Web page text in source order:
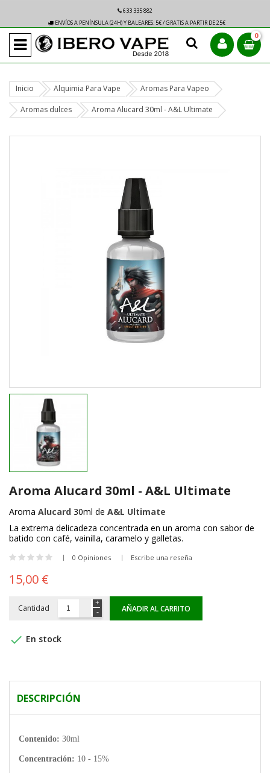
633 335 882
ENVÍOS A PENÍNSULA (24H) Y BALEARES: 5€ / GRATIS A PARTIR DE 25€
0
Inicio Alquimia Para Vape Aromas Para Vapeo
Aromas dulces Aroma Alucard 30ml - A&L Ultimate
Aroma Alucard 30ml - A&L Ultimate
Aroma Alucard 30ml de A&L Ultimate
La extrema delicadeza concentrada en un aroma con sabor de
batido con café, vainilla, caramelo y galletas.
0 Opiniones Escribe una reseña
15,00 €
Cantidad AÑADIR AL CARRITO
 En stock
DESCRIPCIÓN
Contenido: 30ml
Concentración: 10 - 15%